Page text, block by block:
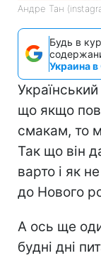
Андре Тан
Будь в
Украина
що якщо
смакам, то
Так що він
варто і як
до Нового
А ось ще
будні дні